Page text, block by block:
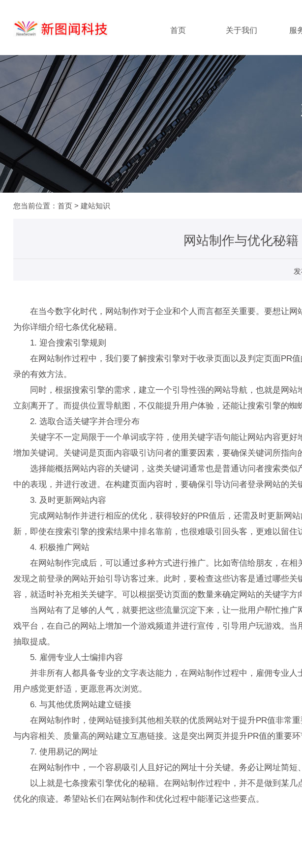
首页 关于我们 服
您当前位置： 首页> 建站知识
网站制作与优化秘
在当今数字化时代，网站制作对于企业和个人而言都至关重要。要想让网
为你详细介绍七条优化秘籍。
1. 迎合搜索引擎规则
在网站制作过程中，我们要了解搜索引擎对于收录页面以及判定页面PR值
录的有效方法。
同时，根据搜索引擎的需求，建立一个引导性强的网站导航，也就是网站
立刻离开了。而提供位置导航图，不仅能提升用户体验，还能让搜索引擎的
2. 选取合适关键字并合理分布
关键字不一定局限于一个单词或字符，使用关键字语句能让网站内容更好
增加关键词。关键词是页面内容吸引访问者的重要因素，要确保关键词所指向
选择能概括网站内容的关键词，这类关键词通常也是普通访问者搜索类似
中的表现，并进行改进。在构建页面内容时，要确保引导访问者登录网站的
3. 及时更新网站内容
完成网站制作并进行相应的优化，获得较好的PR值后，还需及时更新网站
新，即使在搜索引擎的搜索结果中排名靠前，也很难吸引回头客，更难以留住
4. 积极推广网站
在网站制作完成后，可以通过多种方式进行推广。比如寄信给朋友，在相
发现之前登录的网站开始引导访客过来。此时，要检查这些访客是通过哪些
容，就适时补充相关关键字。可以根据受访页面的数量来确定网站的关键字方
当网站有了足够的人气，就要把这些流量沉淀下来，让一批用户帮忙推广
戏平台，在自己的网站上增加一个游戏频道并进行宣传，引导用户玩游戏。
抽取提成。
5. 雇佣专业人士编排内容
并非所有人都具备专业的文字表达能力，在网站制作过程中，雇佣专业人
用户感觉更舒适，更愿意再次浏览。
6. 与其他优质网站建立链接
在网站制作时，使网站链接到其他相关联的优质网站对于提升PR值非常重
与内容相关、质量高的网站建立互惠链接。这是突出网页并提升PR值的重要环
7. 使用易记的网址
在网站制作中，一个容易吸引人且好记的网址十分关键。务必让网址简短
以上就是七条搜索引擎优化的秘籍。在网站制作过程中，并不是做到某几
优化的痕迹。希望站长们在网站制作和优化过程中能谨记这些要点。